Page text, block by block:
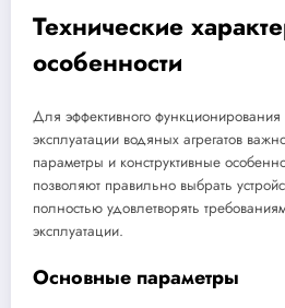
Технические
особенности
Для эффективного
эксплуатации водяных агрегатов
параметры и конструктивные
позволяют правильно выбрать
полностью удовлетворять
эксплуатации.
Основные параметры